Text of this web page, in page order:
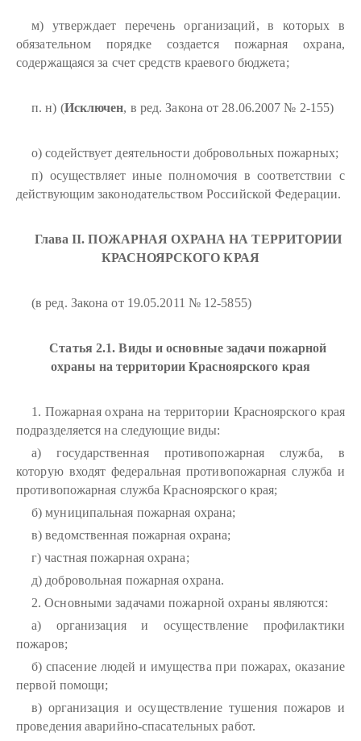
м) утверждает перечень организаций, в которых в
обязательном порядке создается пожарная охрана,
содержащаяся за счет средств краевого бюджета;
п. н) (Исключен, в ред. Закона от 28.06.2007 № 2-155)
о) содействует деятельности добровольных пожарных;
п) осуществляет иные полномочия в соответствии с
действующим законодательством Российской Федерации.
Глава II. ПОЖАРНАЯ ОХРАНА НА ТЕРРИТОРИИ
КРАСНОЯРСКОГО КРАЯ
(в ред. Закона от 19.05.2011 № 12-5855)
Статья 2.1. Виды и основные задачи пожарной
охраны на территории Красноярского края
1. Пожарная охрана на территории Красноярского края
подразделяется на следующие виды:
а) государственная противопожарная служба, в
которую входят федеральная противопожарная служба и
противопожарная служба Красноярского края;
б) муниципальная пожарная охрана;
в) ведомственная пожарная охрана;
г) частная пожарная охрана;
д) добровольная пожарная охрана.
2. Основными задачами пожарной охраны являются:
а) организация и осуществление профилактики
пожаров;
б) спасение людей и имущества при пожарах, оказание
первой помощи;
в) организация и осуществление тушения пожаров и
проведения аварийно-спасательных работ.